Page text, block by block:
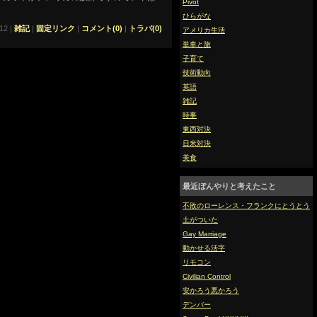
Pivot
ひらがな
アメリカ生活
単車と旅
子育て
技術動向
英語
雑記
時事
東西対決
日米対決
美食
最近ぼんやりと考えたこと
不敗のローレンス・フランクにとうとう
土がついた
Gay Marriage
動かせる活字
リモコン
Civilian Control
安かろう悪かろう
デンバー
| 雑記| 固定リンク | コメント(0) | トラバ(0)